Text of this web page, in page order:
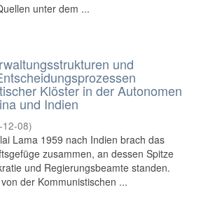
unter dem ...
und
Klöster in der Autonomen
und Indien
08)
Lama 1959 nach Indien brach das
zusammen, an dessen Spitze
und Regierungsbeamte standen.
der Kommunistischen ...